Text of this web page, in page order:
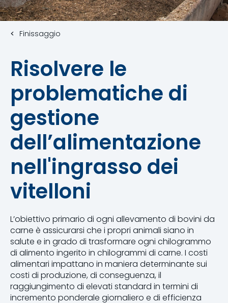
Finissaggio
Risolvere le
problematiche di
gestione
dell’alimentazione
nell'ingrasso dei
vitelloni
L’obiettivo primario di ogni allevamento di bovini da
carne è assicurarsi che i propri animali siano in
salute e in grado di trasformare ogni chilogrammo
di alimento ingerito in chilogrammi di carne. I costi
alimentari impattano in maniera determinante sui
costi di produzione, di conseguenza, il
raggiungimento di elevati standard in termini di
incremento ponderale giornaliero e di efficienza